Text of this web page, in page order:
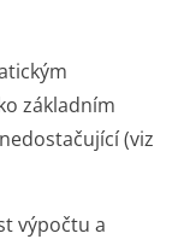
základním
(viz
výpočtu a